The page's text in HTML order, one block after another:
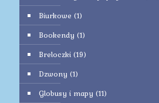
Biurkowe (1)
Bookendy (1)
Breloczki (19)
Dzwony (1)
Globusy i mapy (11)